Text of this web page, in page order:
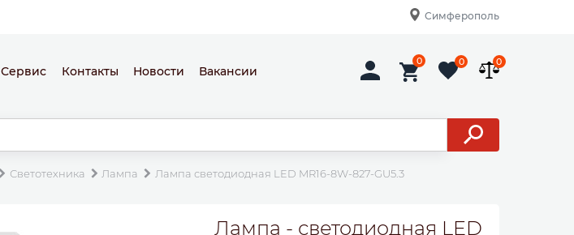
Симферополь
Сервис Контакты Новости Вакансии
0 0 0
Светотехника Лампа Лампа светодиодная LED MR16-8W-827-GU5.3
Лампа - светодиодная LED